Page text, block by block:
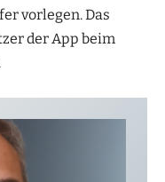
vorlegen. Das
der App beim